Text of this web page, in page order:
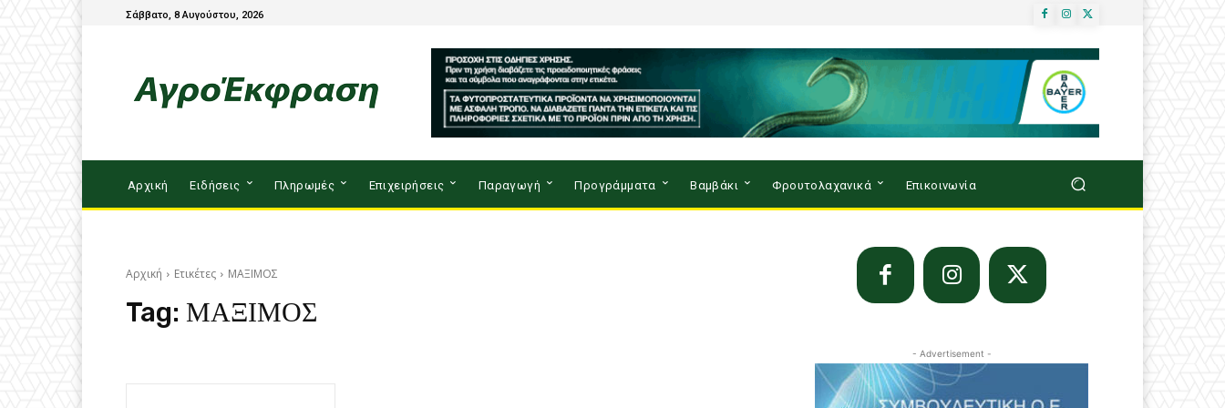
Σάββατο, 8 Αυγούστου, 2026
Αρχική Ειδήσεις Πληρωμές Επιχειρήσεις Παραγωγή Προγράμματα Βαμβάκι Φρουτολαχανικά Επικοινωνία
Αρχική Ετικέτες ΜΑΞΙΜΟΣ
Tag: ΜΑΞΙΜΟΣ
- Advertisement -